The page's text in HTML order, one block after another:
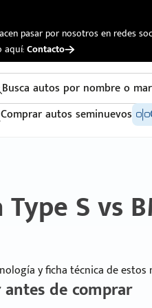
pasar por nosotros en redes
aquí:Contacto
Busca autos por nombre o
Comprar autos seminuevos
S vs
y ficha técnica de estos
de comprar